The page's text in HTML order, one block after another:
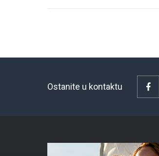
Ostanite u kontaktu